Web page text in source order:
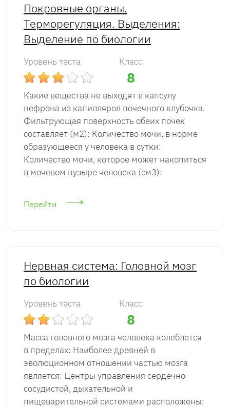
Покровные органы.
Терморегуляция. Выделения:
Выделение по биологии
Уровень теста Класс
8
Какие вещества не выходят в капсулу
нефрона из капилляров почечного клубочка.
Фильтрующая поверхность обеих почек
составляет (м2): Количество мочи, в норме
образующееся у человека в сутки:
Количество мочи, которое может накопиться
в мочевом пузыре человека (см3):
Перейти
Нервная система: Головной мозг
по биологии
Уровень теста Класс
8
Масса головного мозга человека колеблется
в пределах: Наиболее древней в
эволюционном отношении частью мозга
является: Центры управления сердечно-
сосудистой, дыхательной и
пищеварительной системами расположены: